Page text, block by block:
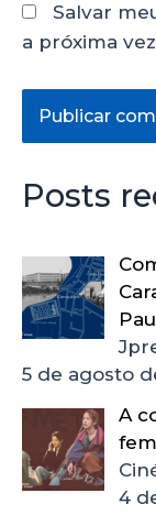
Salvar
a próxima
Posts
5 de agosto
A
4